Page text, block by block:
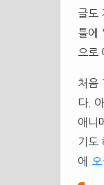
글도
틀에
으로
처음
다.
애니
기도
에